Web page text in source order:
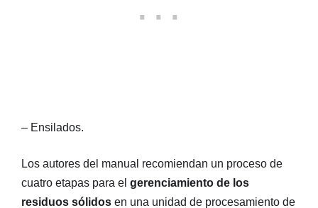
– Ensilados.
Los autores del manual recomiendan un proceso de
cuatro etapas para el gerenciamiento de los
residuos sólidos en una unidad de procesamiento de